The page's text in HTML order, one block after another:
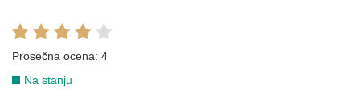
Prosečna ocena: 4
Na stanju